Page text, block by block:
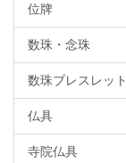
位牌
数珠・念珠
数珠ブレスレット
仏具
寺院仏具